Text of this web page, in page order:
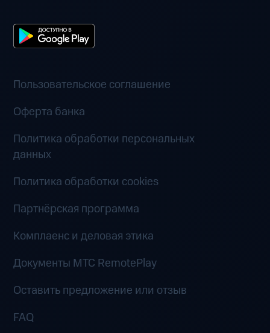
Пользовательское соглашение
Оферта банка
Политика обработки персональных
данных
Политика обработки cookies
Партнёрская программа
Комплаенс и деловая этика
Документы MTC RemotePlay
Оставить предложение или отзыв
FAQ